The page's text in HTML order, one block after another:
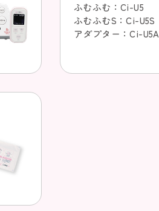
ふむふむ：Ci-U5
ふむふむS：Ci-U5S
アダプター：Ci-U5A